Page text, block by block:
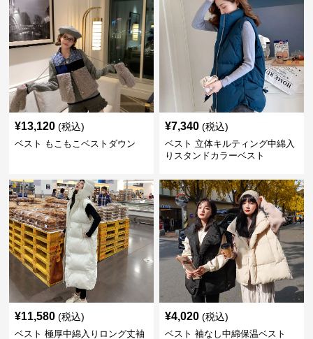
¥13,120 (税込)
ベスト もこもこベストダウン
¥7,340 (税込)
ベスト 立体キルティング中綿入
りスタンドカラーベスト
¥11,580 (税込)
ベスト 極厚中綿入りロング丈袖
¥4,020 (税込)
ベスト 袖なし中綿保温ベスト